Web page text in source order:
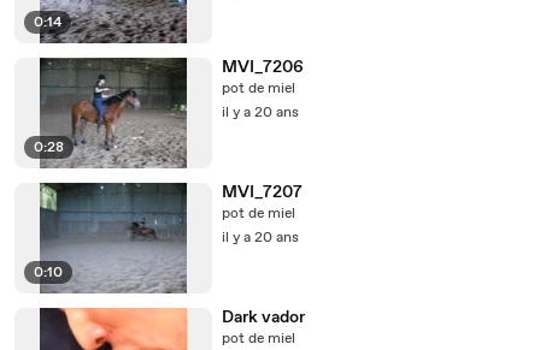
0:14
0:28
MVI_7206
pot de miel
il y a 20 ans
0:10
MVI_7207
pot de miel
il y a 20 ans
Dark vador
pot de miel